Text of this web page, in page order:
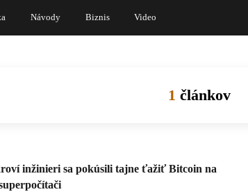
Návody Biznis Video
1 článkov
inžinieri sa pokúsili tajne ťažiť Bitcoin na